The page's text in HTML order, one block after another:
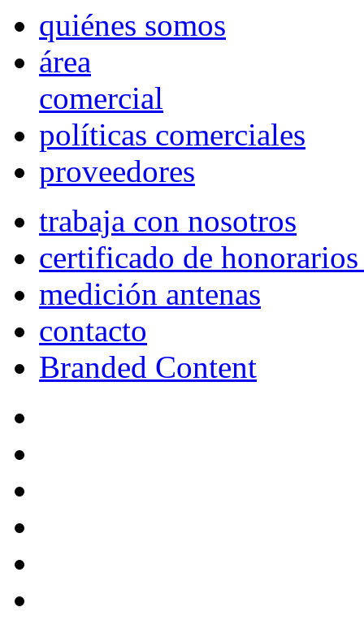
quiénes somos
área
comercial
políticas comerciales
proveedores
trabaja con nosotros
certificado de
medición antenas
contacto
Branded Content